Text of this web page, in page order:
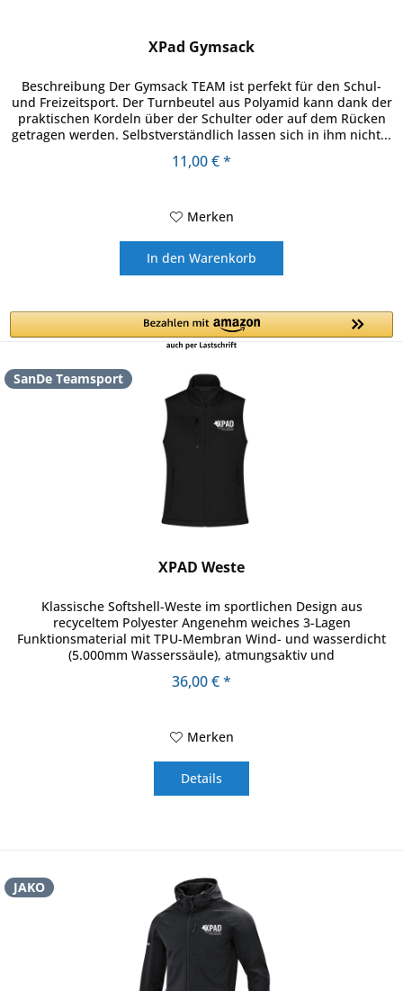
XPad Gymsack
Beschreibung Der Gymsack TEAM ist perfekt für den Schul-
und Freizeitsport. Der Turnbeutel aus Polyamid kann dank der
praktischen Kordeln über der Schulter oder auf dem Rücken
getragen werden. Selbstverständlich lassen sich in ihm nicht...
11,00 € *
Merken
In den Warenkorb
SanDe Teamsport
XPAD Weste
Klassische Softshell-Weste im sportlichen Design aus
recyceltem Polyester Angenehm weiches 3-Lagen
Funktionsmaterial mit TPU-Membran Wind- und wasserdicht
(5.000mm Wasserssäule), atmungsaktiv und
36,00 € *
Merken
Details
JAKO